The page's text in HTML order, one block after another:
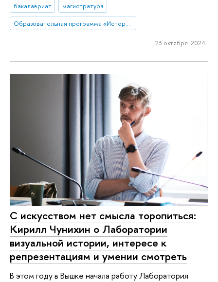
бакалавриат
магистратура
Образовательная программа «История»
23 октября 2024
С искусством нет смысла торопиться:
Кирилл Чунихин о Лаборатории
визуальной истории, интересе к
репрезентациям и умении смотреть
В этом году в Вышке начала работу Лаборатория